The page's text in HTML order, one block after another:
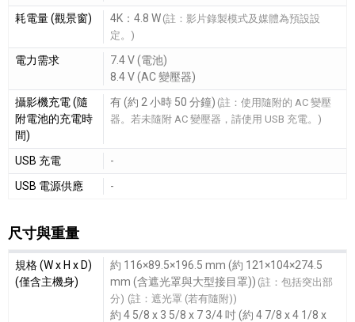
耗電量 (觀景窗) 4K：4.8 W (註：影片錄製模式及媒體為預設設
定。)
電力需求
7.4 V (電池)
8.4 V (AC 變壓器)
攝影機充電 (隨
附電池的充電時
間)
有 (約 2 小時 50 分鐘) (註：使用隨附的 AC 變壓
器。若未隨附 AC 變壓器，請使用 USB 充電。)
USB 充電
-
USB 電源供應
-
尺寸與重量
尺寸與重量細節敘述
規格 (W x H x D)
(僅含主機身)
約 116×89.5×196.5 mm (約 121×104×274.5
mm (含遮光罩與大型接目罩)) (註：包括突出部
分) (註：遮光罩 (若有隨附))
約 4 5/8 x 3 5/8 x 7 3/4 吋 (約 4 7/8 x 4 1/8 x